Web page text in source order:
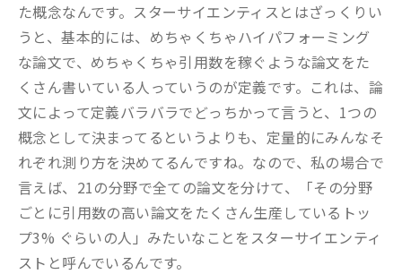
た概念なんです。スターサイエンティスとはざっくりい
うと、基本的には、めちゃくちゃハイパフォーミング
な論文で、めちゃくちゃ引用数を稼ぐような論文をた
くさん書いている人っていうのが定義です。これは、論
文によって定義バラバラでどっちかって言うと、1つの
概念として決まってるというよりも、定量的にみんなそ
れぞれ測り方を決めてるんですね。なので、私の場合で
言えば、21の分野で全ての論文を分けて、「その分野
ごとに引用数の高い論文をたくさん生産しているトッ
プ3% ぐらいの人」みたいなことをスターサイエンティ
ストと呼んでいるんです。